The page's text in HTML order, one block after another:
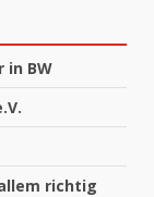
in BW
richtig